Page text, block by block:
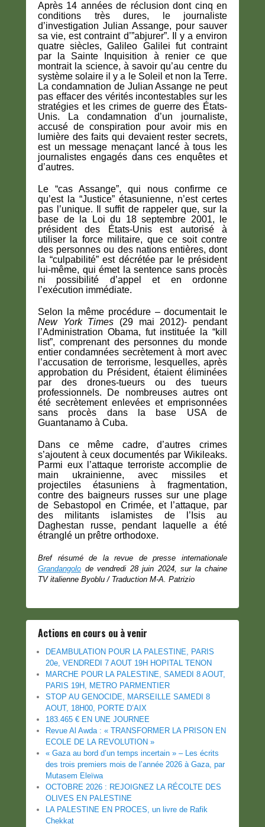
Après 14 années de réclusion dont cinq en
conditions très dures, le journaliste
d’investigation Julian Assange, pour sauver
sa vie, est contraint d’”abjurer”. Il y a environ
quatre siècles, Galileo Galilei fut contraint
par la Sainte Inquisition à renier ce que
montrait la science, à savoir qu’au centre du
système solaire il y a le Soleil et non la Terre.
La condamnation de Julian Assange ne peut
pas effacer des vérités incontestables sur les
stratégies et les crimes de guerre des États-
Unis. La condamnation d’un journaliste,
accusé de conspiration pour avoir mis en
lumière des faits qui devaient rester secrets,
est un message menaçant lancé à tous les
journalistes engagés dans ces enquêtes et
d’autres.
Le “cas Assange”, qui nous confirme ce
qu’est la “Justice” étasunienne, n’est certes
pas l’unique. Il suffit de rappeler que, sur la
base de la Loi du 18 septembre 2001, le
président des États-Unis est autorisé à
utiliser la force militaire, que ce soit contre
des personnes ou des nations entières, dont
la “culpabilité” est décrétée par le président
lui-même, qui émet la sentence sans procès
ni possibilité d’appel et en ordonne
l’exécution immédiate.
Selon la même procédure – documentait le
New York Times (29 mai 2012)- pendant
l’Administration Obama, fut instituée la “kill
list”, comprenant des personnes du monde
entier condamnées secrètement à mort avec
l’accusation de terrorisme, lesquelles, après
approbation du Président, étaient éliminées
par des drones-tueurs ou des tueurs
professionnels. De nombreuses autres ont
été secrètement enlevées et emprisonnées
sans procès dans la base USA de
Guantanamo à Cuba.
Dans ce même cadre, d’autres crimes
s’ajoutent à ceux documentés par Wikileaks.
Parmi eux l’attaque terroriste accomplie de
main ukrainienne, avec missiles et
projectiles étasuniens à fragmentation,
contre des baigneurs russes sur une plage
de Sebastopol en Crimée, et l’attaque, par
des militants islamistes de l’Isis au
Daghestan russe, pendant laquelle a été
étranglé un prêtre orthodoxe.
Bref résumé de la revue de presse internationale
Grandangolo de vendredi 28 juin 2024, sur la chaine
TV italienne Byoblu / Traduction M-A. Patrizio
Actions en cours ou à venir
DEAMBULATION POUR LA PALESTINE, PARIS
20e, VENDREDI 7 AOUT 19H HOPITAL TENON
MARCHE POUR LA PALESTINE, SAMEDI 8 AOUT,
PARIS 19H, METRO PARMENTIER
STOP AU GENOCIDE, MARSEILLE SAMEDI 8
AOUT, 18H00, PORTE D’AIX
183.465 € EN UNE JOURNEE
Revue Al Awda : « TRANSFORMER LA PRISON EN
ECOLE DE LA REVOLUTION »
« Gaza au bord d’un temps incertain » – Les écrits
des trois premiers mois de l’année 2026 à Gaza, par
Mutasem Eleïwa
OCTOBRE 2026 : REJOIGNEZ LA RÉCOLTE DES
OLIVES EN PALESTINE
LA PALESTINE EN PROCES, un livre de Rafik
Chekkat